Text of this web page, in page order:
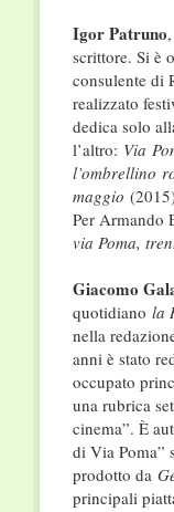
Igor Patruno
scrittore. Si è
consulente di
realizzato
dedica solo
l’altro: Via
l’ombrellino
maggio
Per Armando
via Poma,
Giacomo
quotidiano la
nella
anni è stato
occupato
una rubrica
cinema”. È
di Via Poma”
prodotto da
principali